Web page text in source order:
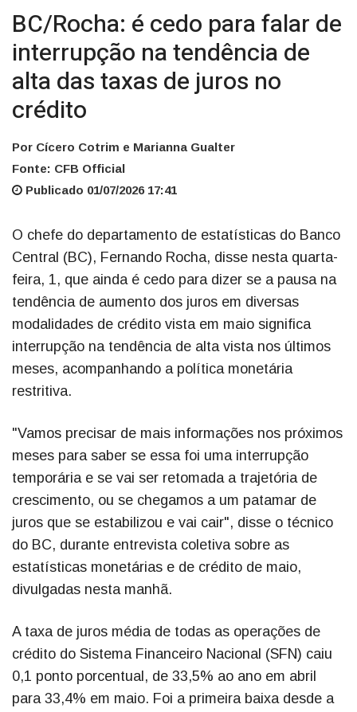
BC/Rocha: é cedo para falar de
interrupção na tendência de
alta das taxas de juros no
crédito
Por Cícero Cotrim e Marianna Gualter
Fonte: CFB Official
Publicado 01/07/2026 17:41
O chefe do departamento de estatísticas do Banco
Central (BC), Fernando Rocha, disse nesta quarta-
feira, 1, que ainda é cedo para dizer se a pausa na
tendência de aumento dos juros em diversas
modalidades de crédito vista em maio significa
interrupção na tendência de alta vista nos últimos
meses, acompanhando a política monetária
restritiva.
"Vamos precisar de mais informações nos próximos
meses para saber se essa foi uma interrupção
temporária e se vai ser retomada a trajetória de
crescimento, ou se chegamos a um patamar de
juros que se estabilizou e vai cair", disse o técnico
do BC, durante entrevista coletiva sobre as
estatísticas monetárias e de crédito de maio,
divulgadas nesta manhã.
A taxa de juros média de todas as operações de
crédito do Sistema Financeiro Nacional (SFN) caiu
0,1 ponto porcentual, de 33,5% ao ano em abril
para 33,4% em maio. Foi a primeira baixa desde a